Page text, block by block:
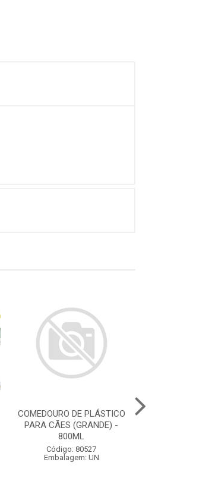
COMEDOURO DE PLÁSTICO
PARA CÃES (GRANDE) -
800ML
Código: 80527
Embalagem: UN